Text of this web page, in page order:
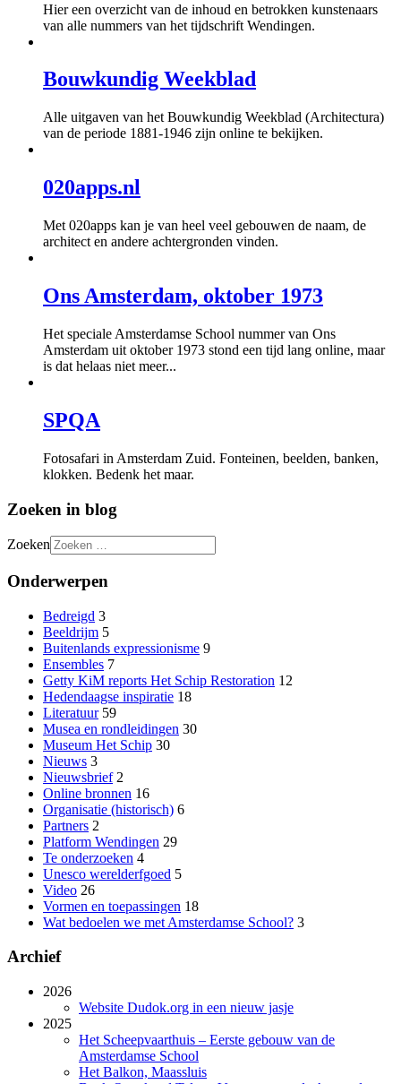
Hier een overzicht van de inhoud en betrokken kunstenaars
van alle nummers van het tijdschrift Wendingen.
Bouwkundig Weekblad
Alle uitgaven van het Bouwkundig Weekblad (Architectura)
van de periode 1881-1946 zijn online te bekijken.
020apps.nl
Met 020apps kan je van heel veel gebouwen de naam, de
architect en andere achtergronden vinden.
Ons Amsterdam, oktober 1973
Het speciale Amsterdamse School nummer van Ons
Amsterdam uit oktober 1973 stond een tijd lang online, maar
is dat helaas niet meer...
SPQA
Fotosafari in Amsterdam Zuid. Fonteinen, beelden, banken,
klokken. Bedenk het maar.
Zoeken in blog
Zoeken
Onderwerpen
Bedreigd 3
Beeldrijm 5
Buitenlands expressionisme 9
Ensembles 7
Getty KiM reports Het Schip Restoration 12
Hedendaagse inspiratie 18
Literatuur 59
Musea en rondleidingen 30
Museum Het Schip 30
Nieuws 3
Nieuwsbrief 2
Online bronnen 16
Organisatie (historisch) 6
Partners 2
Platform Wendingen 29
Te onderzoeken 4
Unesco werelderfgoed 5
Video 26
Vormen en toepassingen 18
Wat bedoelen we met Amsterdamse School? 3
Archief
2026
Website Dudok.org in een nieuw jasje
2025
Het Scheepvaarthuis – Eerste gebouw van de
Amsterdamse School
Het Balkon, Maassluis